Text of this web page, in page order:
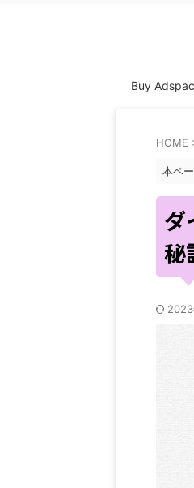
Buy
HOME
本ペ
ダ
秘